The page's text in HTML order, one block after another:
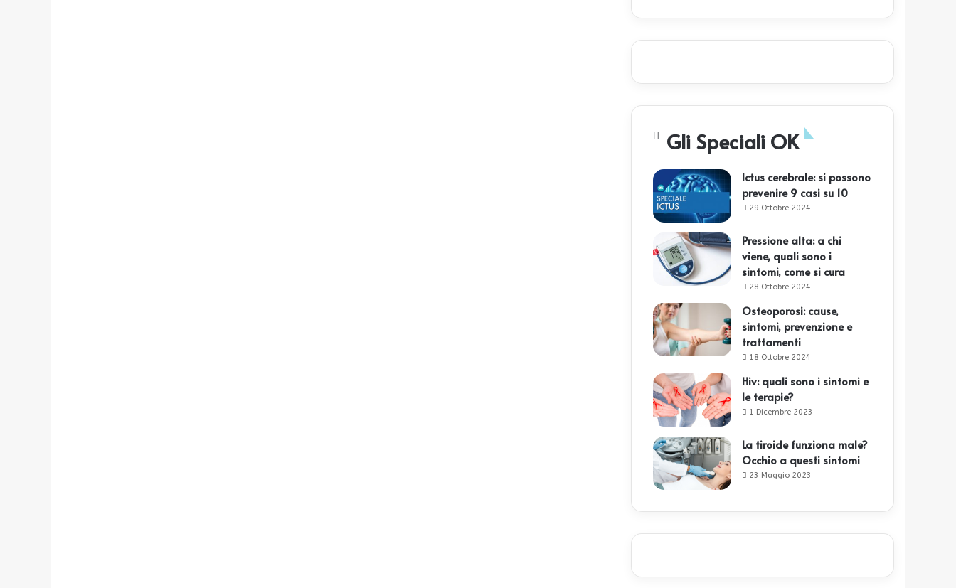
Gli Speciali OK
Ictus cerebrale: si possono
prevenire 9 casi su 10
29 Ottobre 2024
Pressione alta: a chi
viene, quali sono i
sintomi, come si cura
28 Ottobre 2024
Osteoporosi: cause,
sintomi, prevenzione e
trattamenti
18 Ottobre 2024
Hiv: quali sono i sintomi e
le terapie?
1 Dicembre 2023
La tiroide funziona male?
Occhio a questi sintomi
23 Maggio 2023